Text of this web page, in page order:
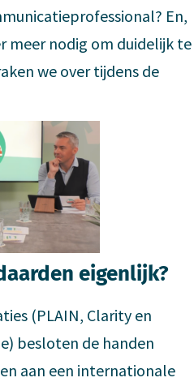
En,
meer nodig om duidelijk te
we over tijdens de
eigenlijk?
(PLAIN, Clarity en
besloten de handen
aan een internationale